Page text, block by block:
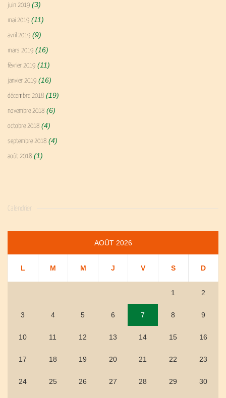
juin 2019 (3)
mai 2019 (11)
avril 2019 (9)
mars 2019 (16)
février 2019 (11)
janvier 2019 (16)
décembre 2018 (19)
novembre 2018 (6)
octobre 2018 (4)
septembre 2018 (4)
août 2018 (1)
Calendrier
AOÛT 2026
L M M J V S D
1 2
3 4 5 6 7 8 9
10 11 12 13 14 15 16
17 18 19 20 21 22 23
24 25 26 27 28 29 30